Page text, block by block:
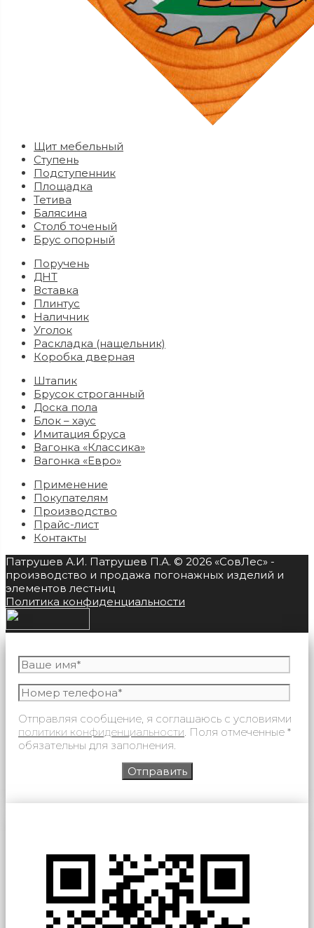
Щит мебельный
Ступень
Подступенник
Площадка
Тетива
Балясина
Столб точеный
Брус опорный
Поручень
ДНТ
Вставка
Плинтус
Наличник
Уголок
Раскладка (нащельник)
Коробка дверная
Штапик
Брусок строганный
Доска пола
Блок – хаус
Имитация бруса
Вагонка «Классика»
Вагонка «Евро»
Применение
Покупателям
Производство
Прайс-лист
Контакты
Патрушев А.И. Патрушев П.А. © 2026 «СовЛес» -
производство и продажа погонажных изделий и
элементов лестниц
Политика конфиденциальности
Отправляя сообщение, я соглашаюсь с условиями
политики конфиденциальности. Поля отмеченные *
обязательны для заполнения.